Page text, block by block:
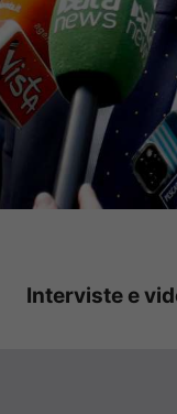
Interviste e